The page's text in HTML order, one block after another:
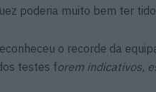
poderia muito bem ter
o recorde da
testes forem indicativos,